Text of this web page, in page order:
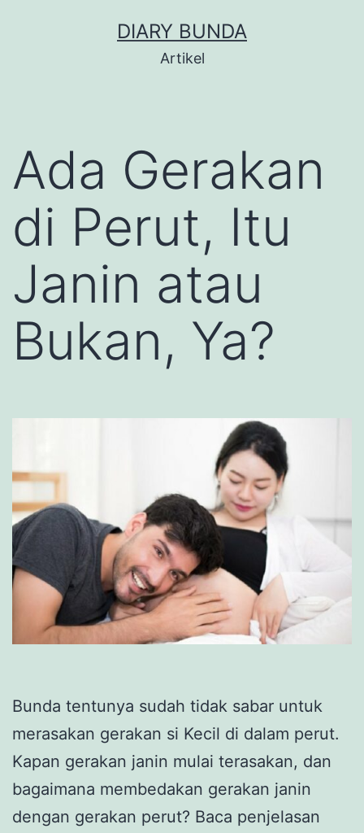
DIARY BUNDA
Artikel
Ada Gerakan
di Perut, Itu
Janin atau
Bukan, Ya?
Bunda tentunya sudah tidak sabar untuk
merasakan gerakan si Kecil di dalam perut.
Kapan gerakan janin mulai terasakan, dan
bagaimana membedakan gerakan janin
dengan gerakan perut? Baca penjelasan